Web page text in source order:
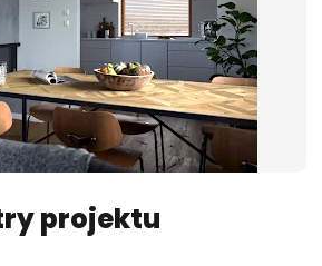
projektu